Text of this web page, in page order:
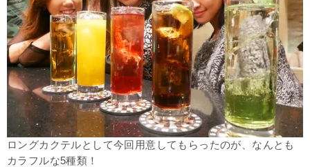
ロングカクテルとして今回用意してもらったのが、なんとも
カラフルな5種類！